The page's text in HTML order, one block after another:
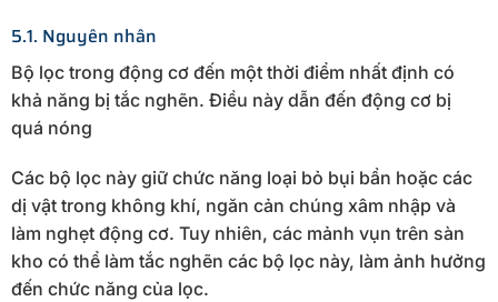
5.1. Nguyên nhân
Bộ lọc trong động cơ đến một thời điểm nhất định có
khả năng bị tắc nghẽn. Điều này dẫn đến động cơ bị
quá nóng
Các bộ lọc này giữ chức năng loại bỏ bụi bẩn hoặc các
dị vật trong không khí, ngăn cản chúng xâm nhập và
làm nghẹt động cơ. Tuy nhiên, các mảnh vụn trên sàn
kho có thể làm tắc nghẽn các bộ lọc này, làm ảnh hưởng
đến chức năng của lọc.